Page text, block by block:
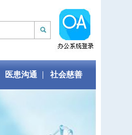
医患沟通 社会慈善